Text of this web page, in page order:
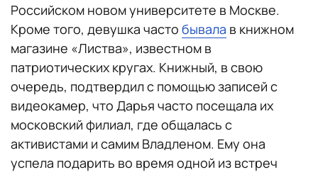
Российском новом университете в Москве.
Кроме того, девушка часто бывала в книжном
магазине «Листва», известном в
патриотических кругах. Книжный, в свою
очередь, подтвердил с помощью записей с
видеокамер, что Дарья часто посещала их
московский филиал, где общалась с
активистами и самим Владленом. Ему она
успела подарить во время одной из встреч